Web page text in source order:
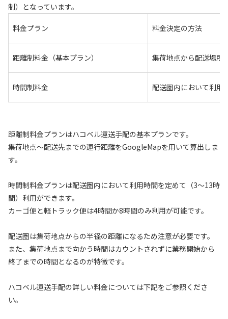
制）となっています。
料金プラン 料金決定の方法
距離制料金（基本プラン） 集荷地点から配送場所
時間制料金 配送圏内において利用
距離制料金プランはハコベル運送手配の基本プランです。
集荷地点〜配送先までの運行距離をGoogleMapを用いて算出しま
す。
時間制料金プランは配送圏内において利用時間を定めて（3〜13時
間）利用ができます。
カーゴ便と軽トラック便は4時間か8時間のみ利用が可能です。
配送圏は集荷地点からの半径の距離になるため注意が必要です。
また、集荷地点まで向かう時間はカウントされずに業務開始から
終了までの時間となるのが特徴です。
ハコベル運送手配の詳しい料金については下記をご参照くださ
い。